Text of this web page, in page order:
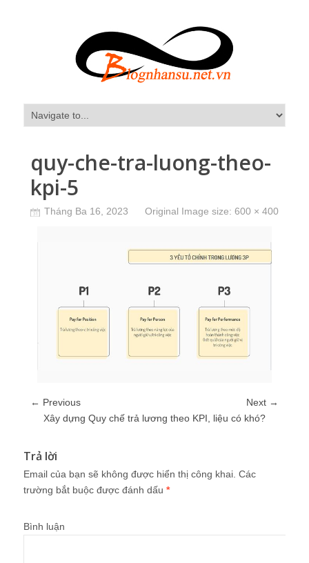
quy-che-tra-luong-theo-
kpi-5
Tháng Ba 16, 2023 Original Image size: 600 × 400
← Previous
Next →
Xây dựng Quy chế trả lương theo KPI, liệu có khó?
Trả lời
Email của bạn sẽ không được hiển thị công khai. Các
trường bắt buộc được đánh dấu *
Bình luận